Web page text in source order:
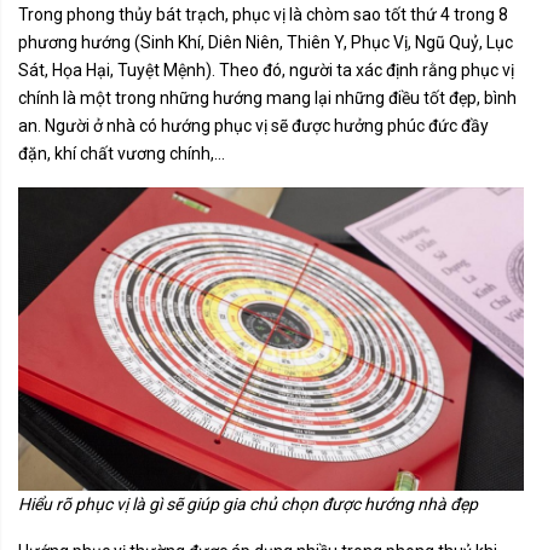
Trong phong thủy bát trạch, phục vị là chòm sao tốt thứ 4 trong 8
phương hướng (Sinh Khí, Diên Niên, Thiên Y, Phục Vị, Ngũ Quỷ, Lục
Sát, Họa Hại, Tuyệt Mệnh). Theo đó, người ta xác định rằng phục vị
chính là một trong những hướng mang lại những điều tốt đẹp, bình
an. Người ở nhà có hướng phục vị sẽ được hưởng phúc đức đầy
đặn, khí chất vương chính,...
Hiểu rõ phục vị là gì sẽ giúp gia chủ chọn được hướng nhà đẹp